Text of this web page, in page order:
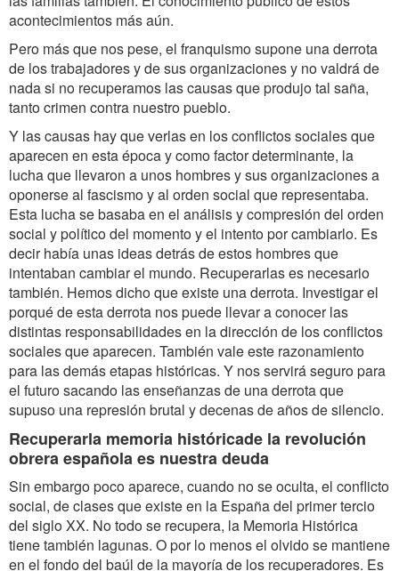
acontecimientos más aún.
Pero más que nos pese, el franquismo supone una derrota
de los trabajadores y de sus organizaciones y no valdrá de
nada si no recuperamos las causas que produjo tal saña,
tanto crimen contra nuestro pueblo.
Y las causas hay que verlas en los conflictos sociales que
aparecen en esta época y como factor determinante, la
lucha que llevaron a unos hombres y sus organizaciones a
oponerse al fascismo y al orden social que representaba.
Esta lucha se basaba en el análisis y compresión del orden
social y político del momento y el intento por cambiarlo. Es
decir había unas ideas detrás de estos hombres que
intentaban cambiar el mundo. Recuperarlas es necesario
también. Hemos dicho que existe una derrota. Investigar el
porqué de esta derrota nos puede llevar a conocer las
distintas responsabilidades en la dirección de los conflictos
sociales que aparecen. También vale este razonamiento
para las demás etapas históricas. Y nos servirá seguro para
el futuro sacando las enseñanzas de una derrota que
supuso una represión brutal y decenas de años de silencio.
Recuperarla memoria históricade la revolución
obrera española es nuestra deuda
Sin embargo poco aparece, cuando no se oculta, el conflicto
social, de clases que existe en la España del primer tercio
del siglo XX. No todo se recupera, la Memoria Histórica
tiene también lagunas. O por lo menos el olvido se mantiene
en el fondo del baúl de la mayoría de los recuperadores. Es